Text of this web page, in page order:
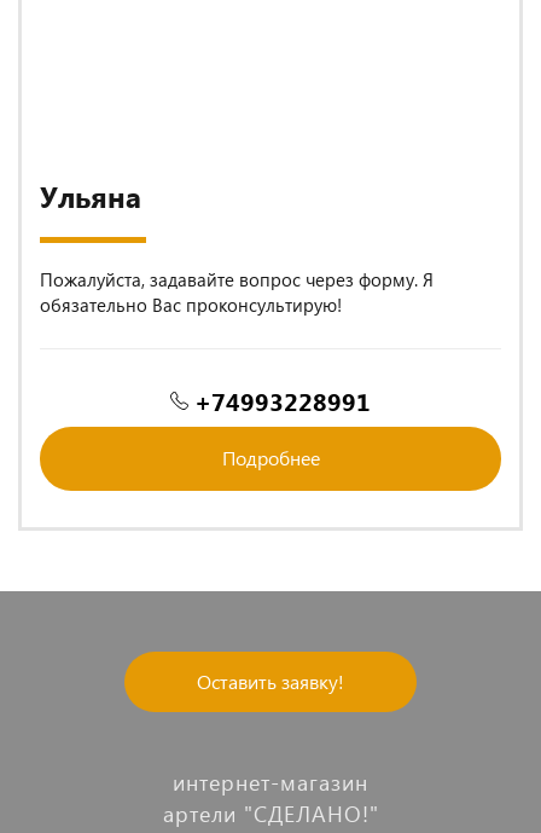
Ульяна
Пожалуйста, задавайте вопрос через форму. Я
обязательно Вас проконсультирую!
+74993228991
Подробнее
Оставить заявку!
интернет-магазин
артели "СДЕЛАНО!"